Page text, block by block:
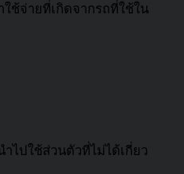
ช้จ่ายที่เกิดจากรถที่ใช้ใน
ไปใช้ส่วนตัวที่ไม่ได้เกี่ยว